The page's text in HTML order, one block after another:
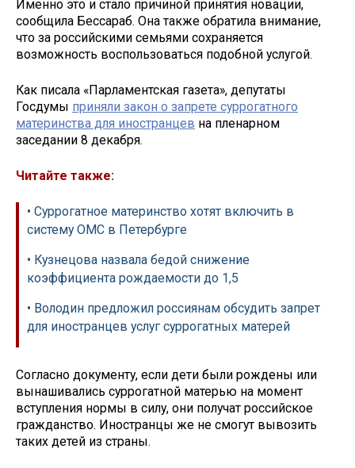
Именно это и стало причиной принятия новации,
сообщила Бессараб. Она также обратила внимание,
что за российскими семьями сохраняется
возможность воспользоваться подобной услугой.
Как писала «Парламентская газета», депутаты
Госдумы приняли закон о запрете суррогатного
материнства для иностранцев на пленарном
заседании 8 декабря.
Читайте также:
• Суррогатное материнство хотят включить в
систему ОМС в Петербурге
• Кузнецова назвала бедой снижение
коэффициента рождаемости до 1,5
• Володин предложил россиянам обсудить запрет
для иностранцев услуг суррогатных матерей
Согласно документу, если дети были рождены или
вынашивались суррогатной матерью на момент
вступления нормы в силу, они получат российское
гражданство. Иностранцы же не смогут вывозить
таких детей из страны.